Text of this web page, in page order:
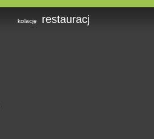
kolację restauracj